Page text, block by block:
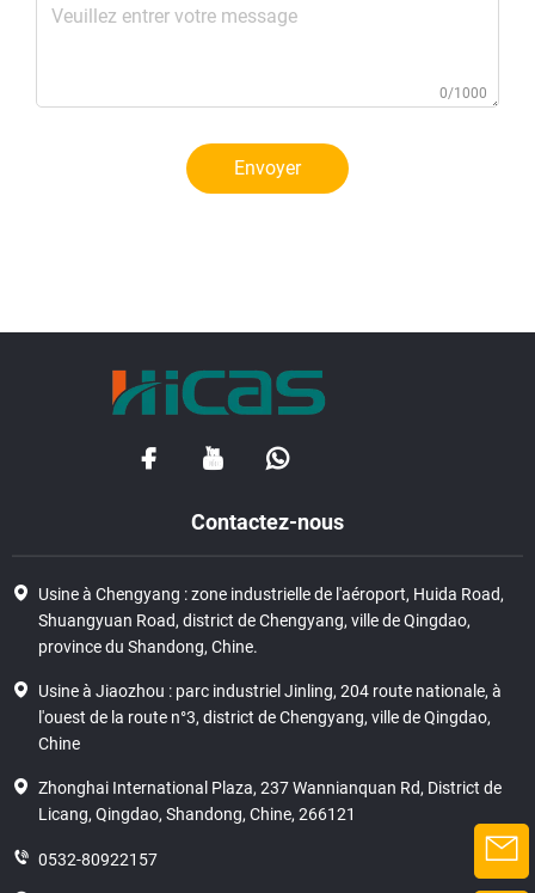
0/1000
Envoyer
Contactez-nous
Usine à Chengyang : zone industrielle de l'aéroport, Huida Road,
Shuangyuan Road, district de Chengyang, ville de Qingdao,
province du Shandong, Chine.
Usine à Jiaozhou : parc industriel Jinling, 204 route nationale, à
l'ouest de la route n°3, district de Chengyang, ville de Qingdao,
Chine
Zhonghai International Plaza, 237 Wannianquan Rd, District de
Licang, Qingdao, Shandong, Chine, 266121
0532-80922157